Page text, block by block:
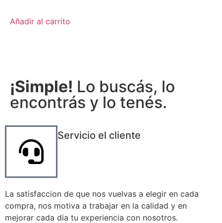
Añadir al carrito
¡Simple! Lo buscás, lo
encontrás y lo tenés.
Servicio el cliente
La satisfaccion de que nos vuelvas a elegir en cada
compra, nos motiva a trabajar en la calidad y en
mejorar cada dia tu experiencia con nosotros.